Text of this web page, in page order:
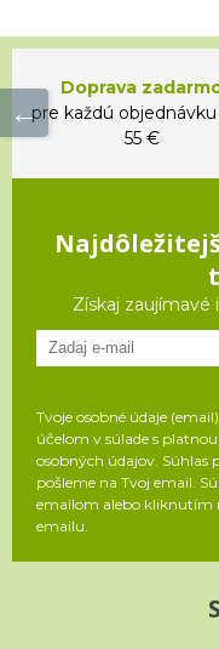
Doprava
pre každú
55 €
Získaj
Tvoje osobné údaje
účelom v súlade s
osobných údajov.
pošleme na Tvoj email.
emailom alebo kliknutím
emailu.